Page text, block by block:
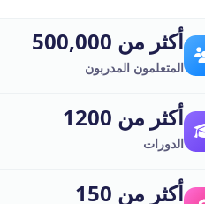
أكثر من 500,000
المتعلمون المدربون
أكثر من 1200
الدورات
أكثر من 150